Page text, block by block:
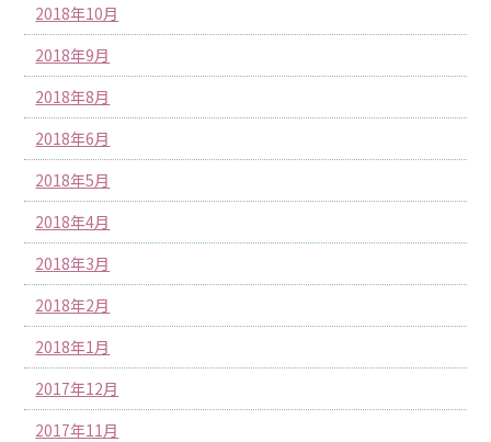
2018年10月
2018年9月
2018年8月
2018年6月
2018年5月
2018年4月
2018年3月
2018年2月
2018年1月
2017年12月
2017年11月